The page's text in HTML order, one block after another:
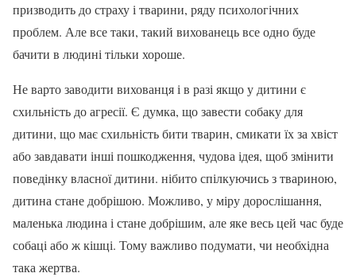
призводить до страху і тварини, ряду психологічних
проблем. Але все таки, такий вихованець все одно буде
бачити в людині тільки хороше.
Не варто заводити вихованця і в разі якщо у дитини є
схильність до агресії. Є думка, що завести собаку для
дитини, що має схильність бити тварин, смикати їх за хвіст
або завдавати інші пошкодження, чудова ідея, щоб змінити
поведінку власної дитини. нібито спілкуючись з твариною,
дитина стане добрішою. Можливо, у міру дорослішання,
маленька людина і стане добрішим, але яке весь цей час буде
собаці або ж кішці. Тому важливо подумати, чи необхідна
така жертва.